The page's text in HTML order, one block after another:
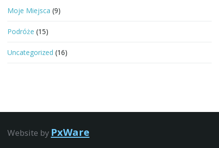
Moje Miejsca (9)
Podróże (15)
Uncategorized (16)
Website by PxWare